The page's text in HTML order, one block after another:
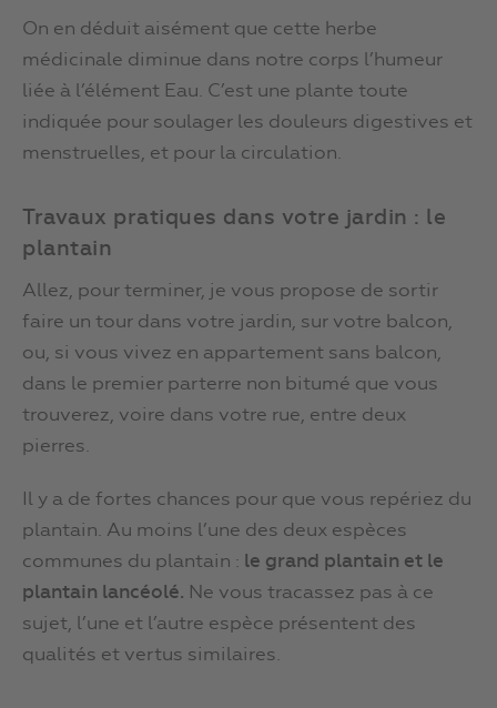
On en déduit aisément que cette herbe
médicinale diminue dans notre corps l’humeur
liée à l’élément Eau. C’est une plante toute
indiquée pour soulager les douleurs digestives et
menstruelles, et pour la circulation.
Travaux pratiques dans votre jardin : le
plantain
Allez, pour terminer, je vous propose de sortir
faire un tour dans votre jardin, sur votre balcon,
ou, si vous vivez en appartement sans balcon,
dans le premier parterre non bitumé que vous
trouverez, voire dans votre rue, entre deux
pierres.
Il y a de fortes chances pour que vous repériez du
plantain. Au moins l’une des deux espèces
communes du plantain : le grand plantain et le
plantain lancéolé. Ne vous tracassez pas à ce
sujet, l’une et l’autre espèce présentent des
qualités et vertus similaires.